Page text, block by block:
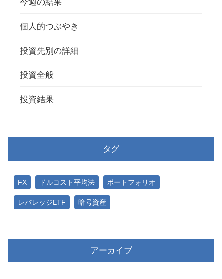
今週の結果
個人的つぶやき
投資先別の詳細
投資全般
投資結果
タグ
FX ドルコスト平均法 ポートフォリオ
レバレッジETF 暗号資産
アーカイブ